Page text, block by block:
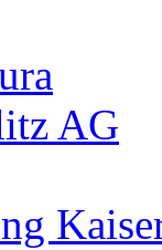
AG